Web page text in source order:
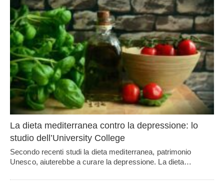
La dieta mediterranea contro la depressione: lo
studio dell’University College
Secondo recenti studi la dieta mediterranea, patrimonio
Unesco, aiuterebbe a curare la depressione. La dieta…